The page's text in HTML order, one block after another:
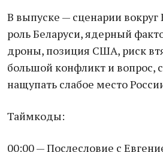
В выпуске — сценарии вокруг
роль Беларуси, ядерный
дроны, позиция США, риск
большой конфликт и вопрос,
нащупать слабое место
Таймкоды:
00:00 — Послесловие с